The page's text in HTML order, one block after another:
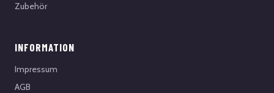
Zubehör
INFORMATION
Impressum
AGB